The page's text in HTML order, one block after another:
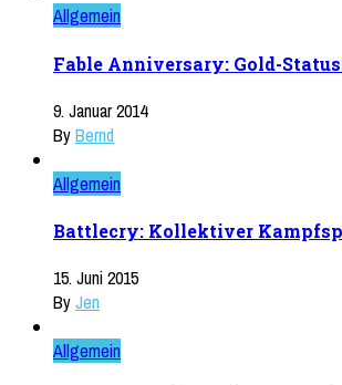
Allgemein
Fable Anniversary: Gold-
9. Januar 2014
ByBernd
Allgemein
Battlecry: Kollektiver
15. Juni 2015
ByJen
Allgemein